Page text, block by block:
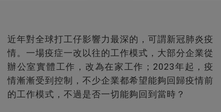
近年對全球打工仔影響力最深的，可謂新冠肺炎疫
情。一場疫症一改以往的工作模式，大部分企業從
辦公室實體工作，改為在家工作；2023年起，疫
情漸漸受到控制，不少企業都希望能夠回歸疫情前
的工作模式，不過是否一切能夠回到當時？